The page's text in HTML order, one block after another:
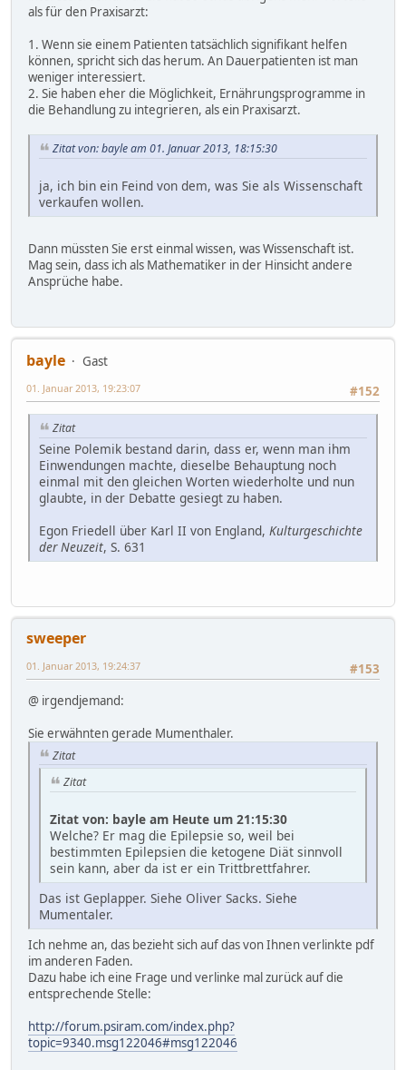
als für den Praxisarzt:
1. Wenn sie einem Patienten tatsächlich signifikant helfen
können, spricht sich das herum. An Dauerpatienten ist man
weniger interessiert.
2. Sie haben eher die Möglichkeit, Ernährungsprogramme in
die Behandlung zu integrieren, als ein Praxisarzt.
Zitat von: bayle am 01. Januar 2013, 18:15:30
ja, ich bin ein Feind von dem, was Sie als Wissenschaft
verkaufen wollen.
Dann müssten Sie erst einmal wissen, was Wissenschaft ist.
Mag sein, dass ich als Mathematiker in der Hinsicht andere
Ansprüche habe.
bayle
Gast
#152
01. Januar 2013, 19:23:07
Zitat
Seine Polemik bestand darin, dass er, wenn man ihm
Einwendungen machte, dieselbe Behauptung noch
einmal mit den gleichen Worten wiederholte und nun
glaubte, in der Debatte gesiegt zu haben.
Egon Friedell über Karl II von England, Kulturgeschichte
der Neuzeit, S. 631
sweeper
#153
01. Januar 2013, 19:24:37
@ irgendjemand:
Sie erwähnten gerade Mumenthaler.
Zitat
Zitat
Zitat von: bayle am Heute um 21:15:30
Welche? Er mag die Epilepsie so, weil bei
bestimmten Epilepsien die ketogene Diät sinnvoll
sein kann, aber da ist er ein Trittbrettfahrer.
Das ist Geplapper. Siehe Oliver Sacks. Siehe
Mumentaler.
Ich nehme an, das bezieht sich auf das von Ihnen verlinkte pdf
im anderen Faden.
Dazu habe ich eine Frage und verlinke mal zurück auf die
entsprechende Stelle:
http://forum.psiram.com/index.php?
topic=9340.msg122046#msg122046